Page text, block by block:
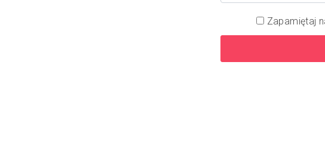
Zapamiętaj